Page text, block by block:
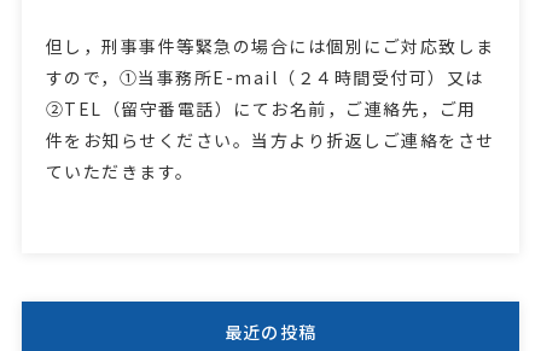
但し，刑事事件等緊急の場合には個別にご対応致しま
すので，①当事務所E-mail（２４時間受付可）又は
②TEL（留守番電話）にてお名前，ご連絡先，ご用
件をお知らせください。当方より折返しご連絡をさせ
ていただきます。
最近の投稿